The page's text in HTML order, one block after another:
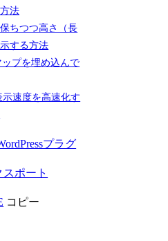
法
ちつつ高さ（長
する方法
ップを埋め込んで
示速度を高速化す
プラグ
ポート
コピー